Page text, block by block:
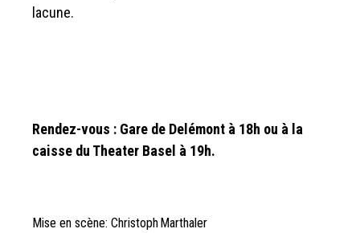
lacune.
Rendez-vous : Gare de Delémont à 18h ou à la
caisse du Theater Basel à 19h.
Mise en scène: Christoph Marthaler